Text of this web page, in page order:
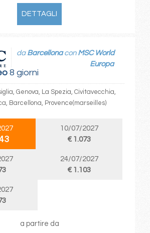
DETTAGLI
8 giorni
da Barcellonacon MSC World
Europa
Genova, La Spezia, Civitavecchia,
Barcellona, Provence(marseilles)
10/07/2027
€ 1.073
24/07/2027
€ 1.103
a partire da